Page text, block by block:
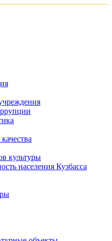
культуры
населения Кузбасса